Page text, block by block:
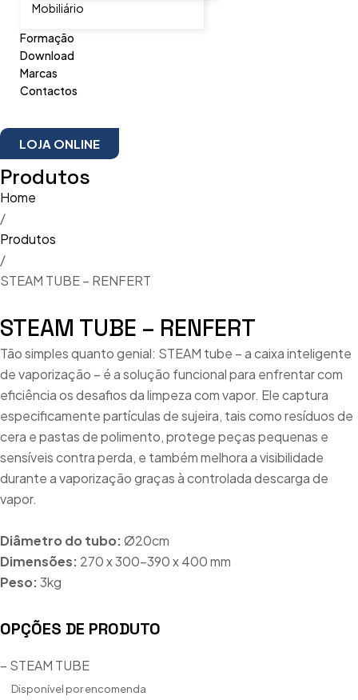
Mobiliário
Formação
Download
Marcas
Contactos
LOJA ONLINE
Produtos
Home
/
Produtos
/
STEAM TUBE – RENFERT
STEAM TUBE – RENFERT
Tão simples quanto genial: STEAM tube – a caixa inteligente
de vaporização – é a solução funcional para enfrentar com
eficiência os desafios da limpeza com vapor. Ele captura
especificamente partículas de sujeira, tais como resíduos de
cera e pastas de polimento, protege peças pequenas e
sensíveis contra perda, e também melhora a visibilidade
durante a vaporização graças à controlada descarga de
vapor.
Diâmetro do tubo:Ø20cm
Dimensões: 270 x 300-390 x 400 mm
Peso:3kg
OPÇÕES DE PRODUTO
– STEAM TUBE
Disponível por encomenda